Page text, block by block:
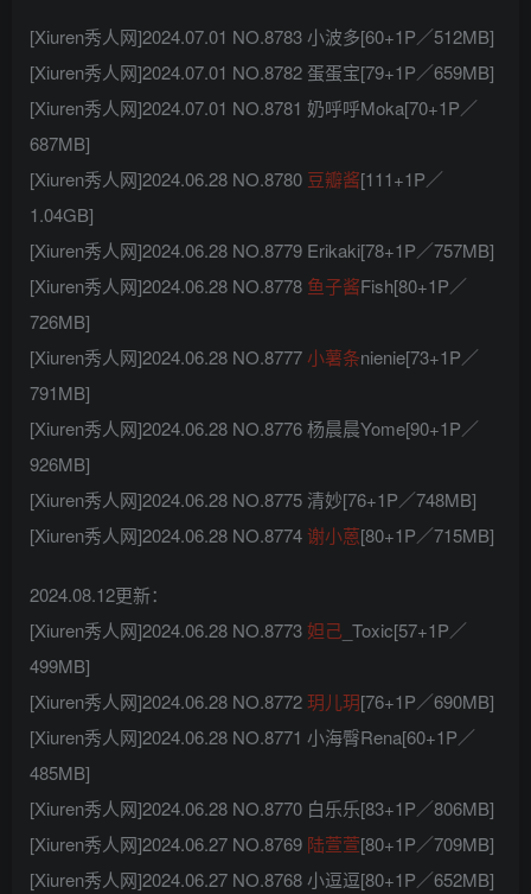
[Xiuren秀人网]2024.07.01 NO.8783 小波多[60+1P／512MB]
[Xiuren秀人网]2024.07.01 NO.8782 蛋蛋宝[79+1P／659MB]
[Xiuren秀人网]2024.07.01 NO.8781 奶呼呼Moka[70+1P／
687MB]
[Xiuren秀人网]2024.06.28 NO.8780 豆瓣酱[111+1P／
1.04GB]
[Xiuren秀人网]2024.06.28 NO.8779 Erikaki[78+1P／757MB]
[Xiuren秀人网]2024.06.28 NO.8778 鱼子酱Fish[80+1P／
726MB]
[Xiuren秀人网]2024.06.28 NO.8777小薯条nienie[73+1P／
791MB]
[Xiuren秀人网]2024.06.28 NO.8776 杨晨晨Yome[90+1P／
926MB]
[Xiuren秀人网]2024.06.28 NO.8775 清妙[76+1P／748MB]
[Xiuren秀人网]2024.06.28 NO.8774谢小蒽[80+1P／715MB]
2024.08.12更新：
[Xiuren秀人网]2024.06.28 NO.8773妲己 _Toxic[57+1P／
499MB]
[Xiuren秀人网]2024.06.28 NO.8772玥儿玥[76+1P／690MB]
[Xiuren秀人网]2024.06.28 NO.8771 小海臀Rena[60+1P／
485MB]
[Xiuren秀人网]2024.06.28 NO.8770 白乐乐[83+1P／806MB]
[Xiuren秀人网]2024.06.27 NO.8769 陆萱萱[80+1P／709MB]
[Xiuren秀人网]2024.06.27 NO.8768 小逗逗[80+1P／652MB]